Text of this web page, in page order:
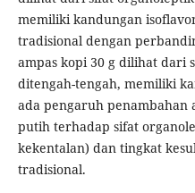
memiliki kandungan
tradisional dengan
ampas kopi 30 g dilihat dari
ditengah-tengah, memiliki
ada pengaruh penambahan
putih terhadap sifat
kekentalan) dan tingkat
tradisional.